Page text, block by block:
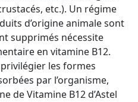
etc.). Un régime
d’origine animale sont
supprimés nécessite
en vitamine B12.
les formes
par l’organisme,
de Vitamine B12 d’Astel